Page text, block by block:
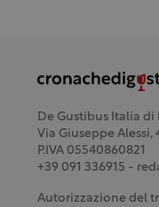
De Gustibus Italia di
Via Giuseppe Alessi,
P.IVA 05540860821
+39 091 336915 -
Autorizzazione del